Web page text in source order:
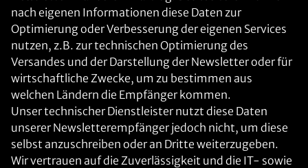
nach eigenen Informationen diese Daten zur
Optimierung oder Verbesserung der eigenen Services
nutzen, z.B. zur technischen Optimierung des
Versandes und der Darstellung der Newsletter oder für
wirtschaftliche Zwecke, um zu bestimmen aus
welchen Ländern die Empfänger kommen.
Unser technischer Dienstleister nutzt diese Daten
unserer Newsletterempfänger jedoch nicht, um diese
selbst anzuschreiben oder an Dritte weiterzugeben.
Wir vertrauen auf die Zuverlässigkeit und die IT- sowie